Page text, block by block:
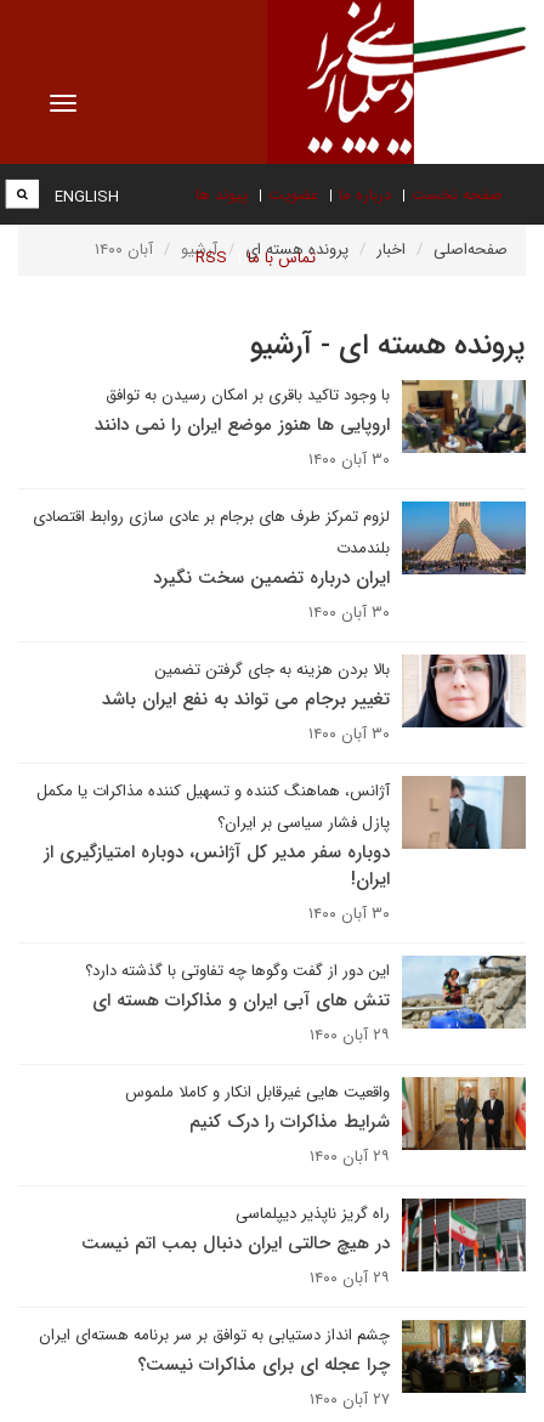
Toggle
صفحه نخست درباره ما عضویت پیوند ها
تماس با ما RSS
ENGLISH
صفحه‌اصلی اخبار پرونده هسته ای آرشیو آبان ۱۴۰۰
پرونده هسته ای - آرشیو
با وجود تاکید باقری بر امکان رسیدن به توافق
اروپایی ها هنوز موضع ایران را نمی دانند
۳۰ آبان ۱۴۰۰
لزوم تمرکز طرف های برجام بر عادی سازی روابط اقتصادی
بلندمدت
ایران درباره تضمین سخت نگیرد
۳۰ آبان ۱۴۰۰
بالا بردن هزینه به جای گرفتن تضمین
تغییر برجام می تواند به نفع ایران باشد
۳۰ آبان ۱۴۰۰
آژانس، هماهنگ کننده و تسهیل کننده مذاکرات یا مکمل
پازل فشار سیاسی بر ایران؟
دوباره سفر مدیر کل آژانس، دوباره امتیازگیری از
ایران!
۳۰ آبان ۱۴۰۰
این دور از گفت وگوها چه تفاوتی با گذشته دارد؟
تنش های آبی ایران و مذاکرات هسته ای
۲۹ آبان ۱۴۰۰
واقعیت هایی غیرقابل انکار و کاملا ملموس
شرایط مذاکرات را درک کنیم
۲۹ آبان ۱۴۰۰
راه گریز ناپذیر دیپلماسی
در هیچ حالتی ایران دنبال بمب اتم نیست
۲۹ آبان ۱۴۰۰
چشم انداز دستیابی به توافق بر سر برنامه هسته‌ای ایران
چرا عجله ای برای مذاکرات نیست؟
۲۷ آبان ۱۴۰۰